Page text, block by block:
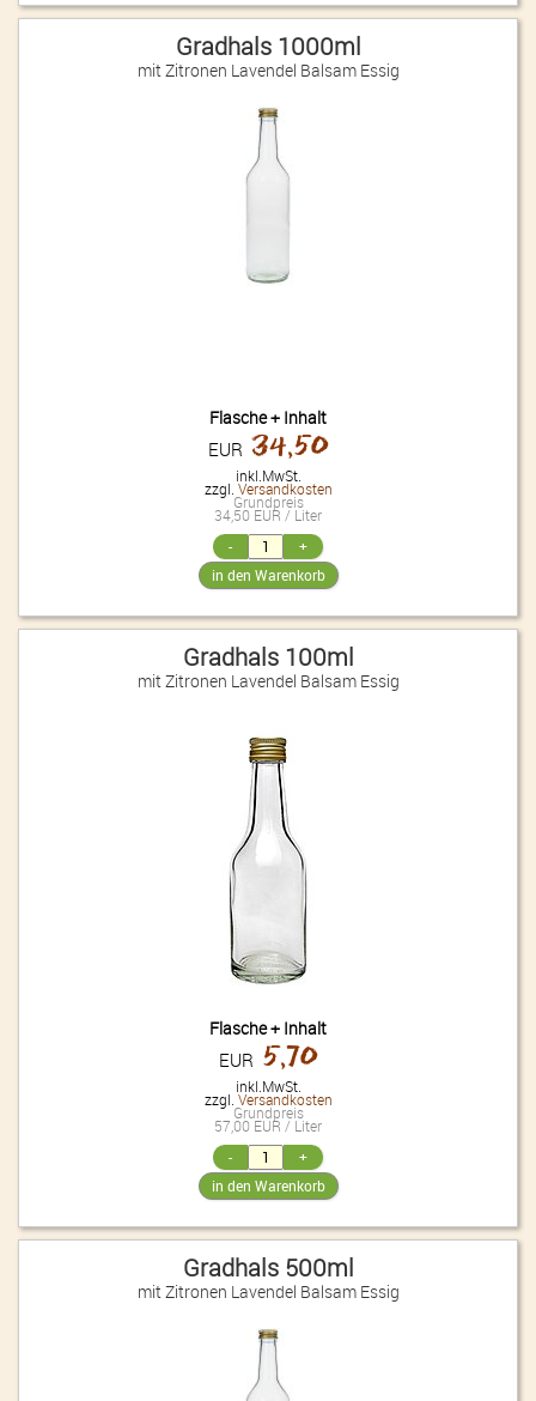
Gradhals 1000ml
mit Zitronen Lavendel Balsam Essig
Flasche + Inhalt
EUR 34,50
inkl.MwSt.
zzgl. Versandkosten
Grundpreis
34,50 EUR / Liter
Gradhals 100ml
mit Zitronen Lavendel Balsam Essig
Flasche + Inhalt
EUR 5,70
inkl.MwSt.
zzgl. Versandkosten
Grundpreis
57,00 EUR / Liter
Gradhals 500ml
mit Zitronen Lavendel Balsam Essig